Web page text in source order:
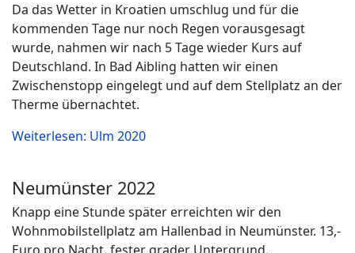
Da das Wetter in Kroatien umschlug und für die
kommenden Tage nur noch Regen vorausgesagt
wurde, nahmen wir nach 5 Tage wieder Kurs auf
Deutschland. In Bad Aibling hatten wir einen
Zwischenstopp eingelegt und auf dem Stellplatz an der
Therme übernachtet.
Weiterlesen: Ulm 2020
Neumünster 2022
Knapp eine Stunde später erreichten wir den
Wohnmobilstellplatz am Hallenbad in Neumünster. 13,-